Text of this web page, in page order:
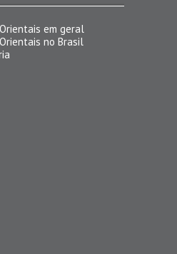
em geral
no Brasil